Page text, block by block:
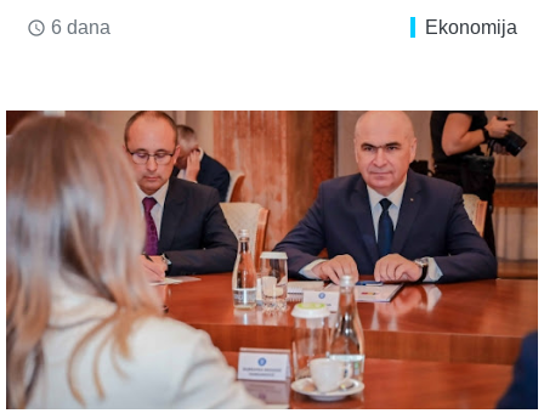
access_time 6 dana Ekonomija